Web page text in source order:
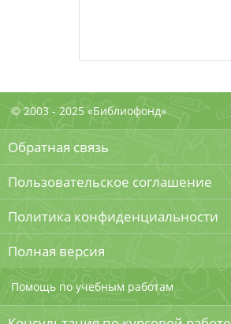
© 2003 - 2025 «Библиофонд»
Обратная связь
Пользовательское соглашение
Политика конфиденциальности
Полная версия
Помощь по учебным работам